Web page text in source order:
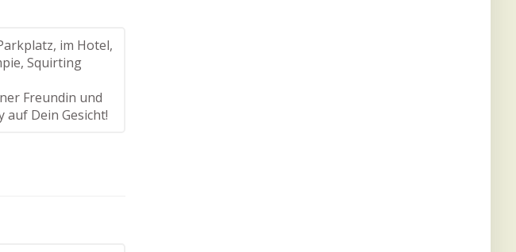
im Hotel,
Squirting
Freundin und
auf Dein Gesicht!